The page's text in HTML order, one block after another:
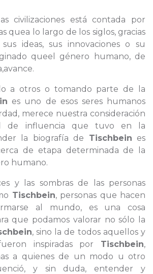
civilizaciones está contada por
quea lo largo de los siglos, gracias
ideas, sus innovaciones o su
queel género humano, de
a otros o tomando parte de la
es uno de esos seres humanos
merece nuestra consideración
de influencia que tuvo en la
la biografía de Tischbein es
de etapa determinada de la
humano.
y las sombras de las personas
Tischbein, personas que hacen
al mundo, es una cosa
que podamos valorar no sólo la
, sino la de todos aquellos y
inspiradas por Tischbein,
a quienes de un modo u otro
y sin duda, entender y